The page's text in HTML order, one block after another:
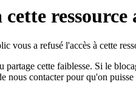
cette
vous a refusé l'accès à cette
partage cette faiblesse. Si le
nous contacter pour qu'on